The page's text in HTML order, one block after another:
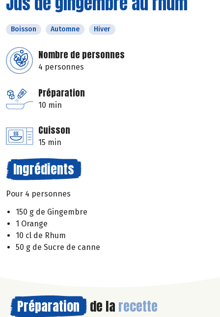
Boisson Automne Hiver
Nombre de personnes
4 personnes
Préparation
10 min
Cuisson
15 min
Ingrédients
Pour 4 personnes
150 g de Gingembre
1 Orange
10 cl de Rhum
50 g de Sucre de canne
Préparation de la recette